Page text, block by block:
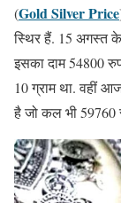
(Gold Silver Price
स्थिर हैं. 15 अगस्त
इसका दाम 54800
10 ग्राम था. वहीं
है जो कल भी 59760